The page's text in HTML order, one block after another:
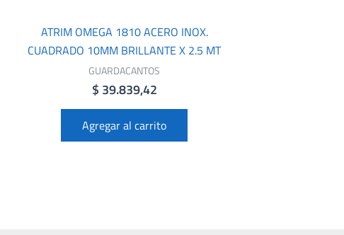
ATRIM OMEGA 1810 ACERO INOX.
CUADRADO 10MM BRILLANTE X 2.5 MT
GUARDACANTOS
$ 39.839,42
Agregar al carrito